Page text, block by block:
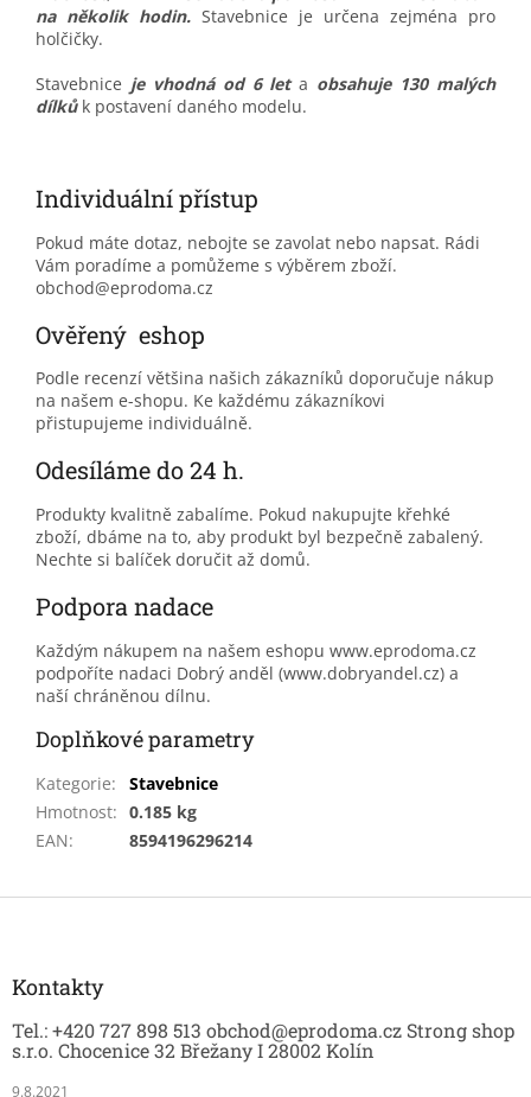
na několik hodin. Stavebnice je určena zejména pro
holčičky.
Stavebnice je vhodná od 6 leta obsahuje 130 malých
dílkůk postavení daného modelu.
Individuální přístup
Pokud máte dotaz, nebojte se zavolat nebo napsat. Rádi
Vám poradíme a pomůžeme s výběrem zboží.
obchod@eprodoma.cz
Ověřený eshop
Podle recenzí většina našich zákazníků doporučuje nákup
na našem e-shopu. Ke každému zákazníkovi
přistupujeme individuálně.
Odesíláme do 24 h.
Produkty kvalitně zabalíme. Pokud nakupujte křehké
zboží, dbáme na to, aby produkt byl bezpečně zabalený.
Nechte si balíček doručit až domů.
Podpora nadace
Každým nákupem na našem eshopu www.eprodoma.cz
podpoříte nadaci Dobrý anděl (www.dobryandel.cz) a
naší chráněnou dílnu.
Doplňkové parametry
Kategorie:
Stavebnice
Hmotnost: 0.185 kg
EAN: 8594196296214
Z
Kontakty
Tel.: +420 727 898 513 obchod@eprodoma.cz Strong shop
s.r.o. Chocenice 32 Břežany I 28002 Kolín
9.8.2021